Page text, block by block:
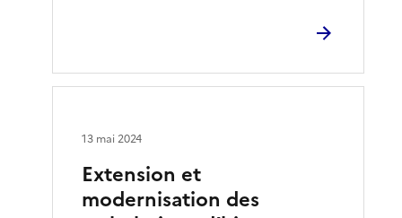
Extension et
modernisation des
13 mai 2024